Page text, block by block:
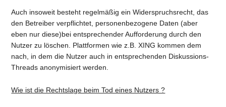
Auch insoweit besteht regelmäßig ein Widerspruchsrecht, das
den Betreiber verpflichtet, personenbezogene Daten (aber
eben nur diese)bei entsprechender Aufforderung durch den
Nutzer zu löschen. Plattformen wie z.B. XING kommen dem
nach, in dem die Nutzer auch in entsprechenden Diskussions-
Threads anonymisiert werden.
Wie ist die Rechtslage beim Tod eines Nutzers ?